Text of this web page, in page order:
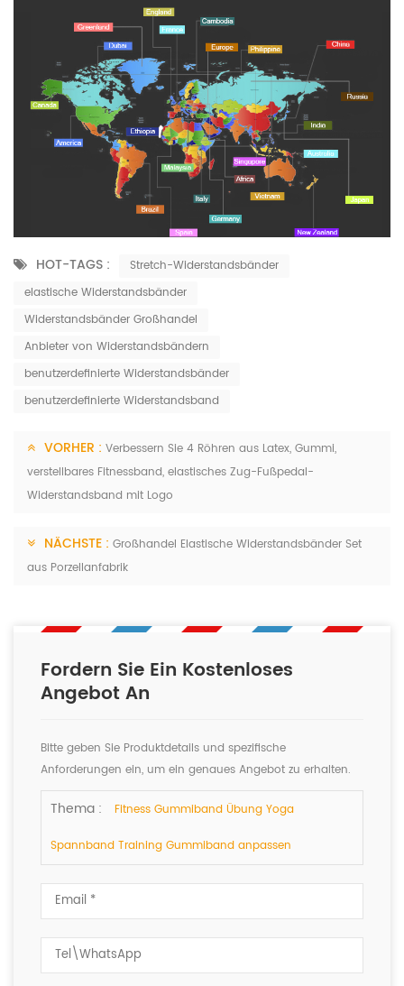
HOT-TAGS :
Stretch-Widerstandsbänder
elastische Widerstandsbänder
Widerstandsbänder Großhandel
Anbieter von Widerstandsbändern
benutzerdefinierte Widerstandsbänder
benutzerdefinierte Widerstandsband
VORHER : Verbessern Sie 4 Röhren aus Latex, Gummi,
verstellbares Fitnessband, elastisches Zug-Fußpedal-
Widerstandsband mit Logo
NÄCHSTE : Großhandel Elastische Widerstandsbänder Set
aus Porzellanfabrik
Fordern Sie Ein Kostenloses
Angebot An
Bitte geben Sie Produktdetails und spezifische
Anforderungen ein, um ein genaues Angebot zu erhalten.
Wir werden Ihnen so schnell wie möglich antworten.
Thema : Fitness Gummiband Übung Yoga
Spannband Training Gummiband anpassen